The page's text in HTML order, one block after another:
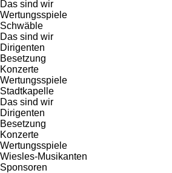
Das sind wir
Wertungsspiele
Schwäble
Das sind wir
Dirigenten
Besetzung
Konzerte
Wertungsspiele
Stadtkapelle
Das sind wir
Dirigenten
Besetzung
Konzerte
Wertungsspiele
Wiesles-Musikanten
Sponsoren